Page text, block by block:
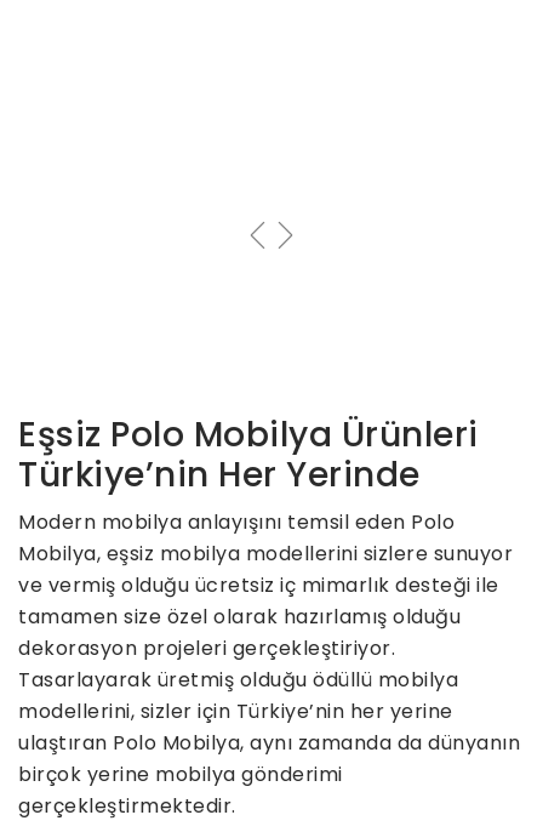
Eşsiz Polo Mobilya Ürünleri
Türkiye’nin Her Yerinde
Modern mobilya anlayışını temsil eden Polo
Mobilya, eşsiz mobilya modellerini sizlere sunuyor
ve vermiş olduğu ücretsiz iç mimarlık desteği ile
tamamen size özel olarak hazırlamış olduğu
dekorasyon projeleri gerçekleştiriyor.
Tasarlayarak üretmiş olduğu ödüllü mobilya
modellerini, sizler için Türkiye’nin her yerine
ulaştıran Polo Mobilya, aynı zamanda da dünyanın
birçok yerine mobilya gönderimi
gerçekleştirmektedir.